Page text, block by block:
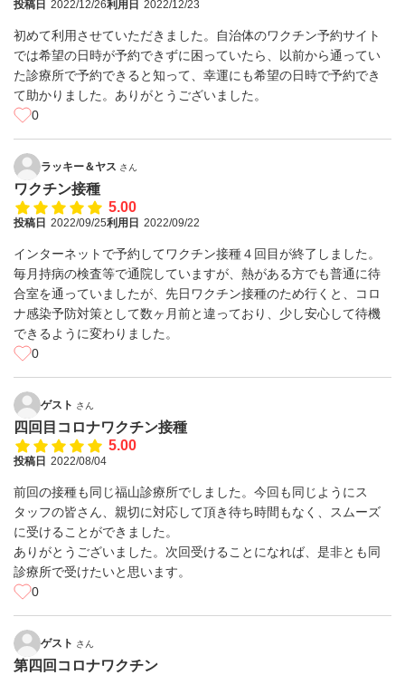
投稿日 2022/12/26利用日 2022/12/23
初めて利用させていただきました。自治体のワクチン予約サイト
では希望の日時が予約できずに困っていたら、以前から通ってい
た診療所で予約できると知って、幸運にも希望の日時で予約でき
て助かりました。ありがとうございました。
0
ラッキー＆ヤス さん
ワクチン接種
5.00
投稿日 2022/09/25利用日 2022/09/22
インターネットで予約してワクチン接種４回目が終了しました。
毎月持病の検査等で通院していますが、熱がある方でも普通に待
合室を通っていましたが、先日ワクチン接種のため行くと、コロ
ナ感染予防対策として数ヶ月前と違っており、少し安心して待機
できるように変わりました。
0
ゲスト さん
四回目コロナワクチン接種
5.00
投稿日 2022/08/04
前回の接種も同じ福山診療所でしました。今回も同じようにス
タッフの皆さん、親切に対応して頂き待ち時間もなく、スムーズ
に受けることができました。
ありがとうございました。次回受けることになれば、是非とも同
診療所で受けたいと思います。
0
ゲスト さん
第四回コロナワクチン